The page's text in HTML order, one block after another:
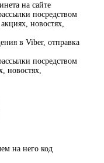
на сайте
посредством
новостях,
в Viber, отправка
посредством
новостях,
на него код